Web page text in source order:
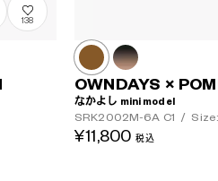
138
OWNDAYS ×
なかよし mini model
SRK2002M-6A C1 /
¥11,800 税込